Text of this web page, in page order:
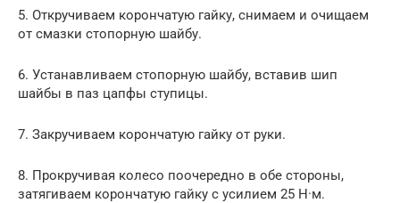
5. Откручиваем корончатую гайку, снимаем и очищаем
от смазки стопорную шайбу.
6. Устанавливаем стопорную шайбу, вставив шип
шайбы в паз цапфы ступицы.
7. Закручиваем корончатую гайку от руки.
8. Прокручивая колесо поочередно в обе стороны,
затягиваем корончатую гайку с усилием 25 H·м.